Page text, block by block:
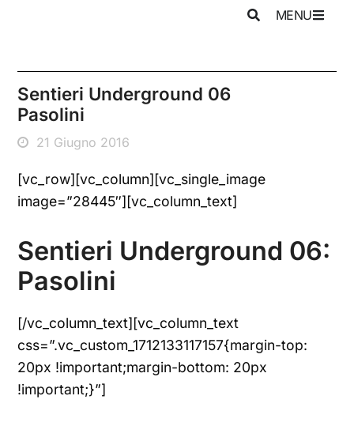
MENU
Sentieri Underground 06
Pasolini
21 Giugno 2016
[vc_row][vc_column][vc_single_image
image=”28445″][vc_column_text]
Sentieri Underground 06:
Pasolini
[/vc_column_text][vc_column_text
css=”.vc_custom_1712133117157{margin-top:
20px !important;margin-bottom: 20px
!important;}”]